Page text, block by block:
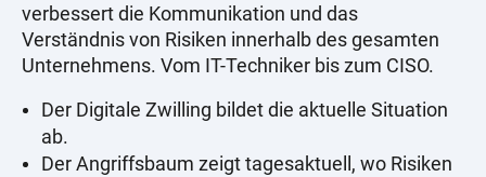
verbessert die Kommunikation und das
Verständnis von Risiken innerhalb des gesamten
Unternehmens. Vom IT-Techniker bis zum CISO.
Der Digitale Zwilling bildet die aktuelle Situation
ab.
Der Angriffsbaum zeigt tagesaktuell, wo Risiken